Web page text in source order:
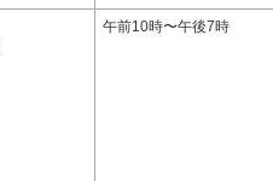
午前10時〜午後7時